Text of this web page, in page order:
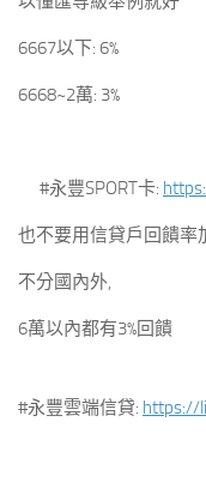
6667以下: 6%
6668~2萬: 3%
#永豐SPORT卡:
也不要用信貸戶回饋率
不分國內外,
6萬以內都有3%回饋
#永豐雲端信貸: https://